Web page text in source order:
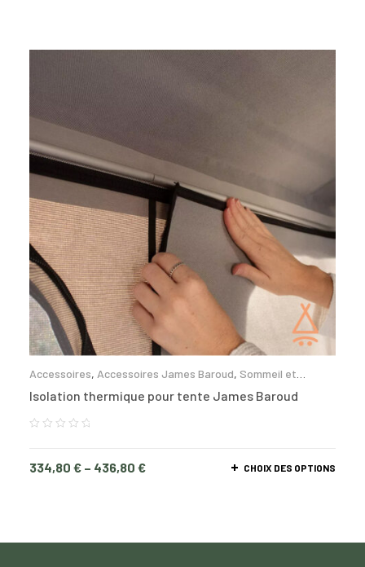
Accessoires, Accessoires James Baroud, Sommeil et
Isolation thermique pour tente James Baroud
334,80 € – 436,80 € CHOIX DES OPTIONS